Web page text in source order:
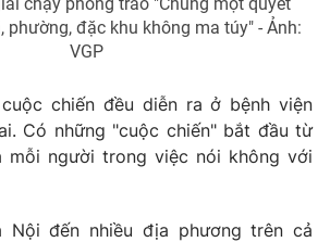
phường, đặc khu không ma túy" - Ảnh:
VGP
chiến đều diễn ra ở bệnh viện
Có những "cuộc chiến" bắt đầu từ
mỗi người trong việc nói không với
Nội đến nhiều địa phương trên cả